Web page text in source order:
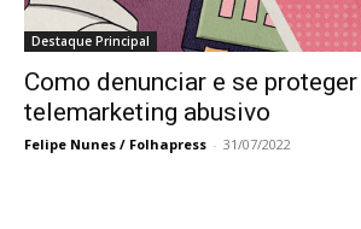
Destaque Principal
Como denunciar e se
telemarketing abusivo
Felipe Nunes / Folhapress - 31/07/2022